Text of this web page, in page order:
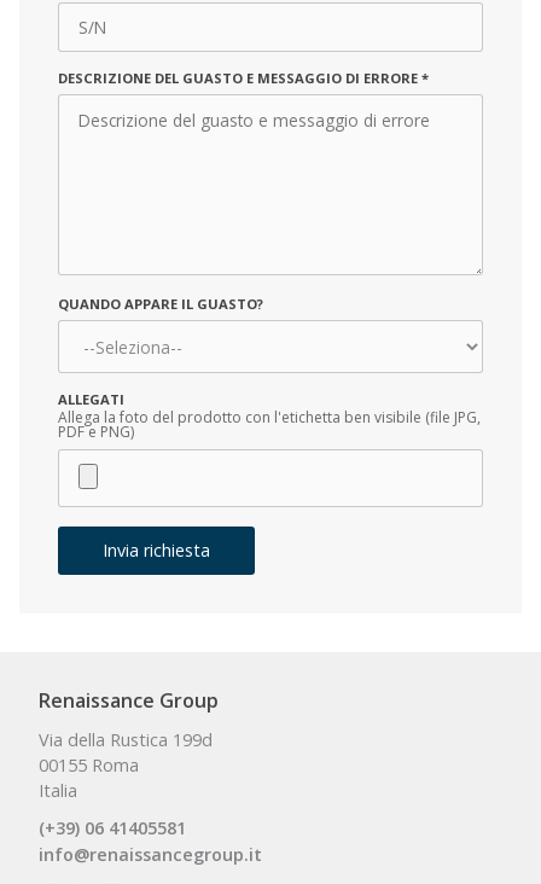
DESCRIZIONE DEL GUASTO E MESSAGGIO DI ERRORE *
QUANDO APPARE IL GUASTO?
DOPO QUANTE ORE?
ALLEGATI
Allega la foto del prodotto con l'etichetta ben visibile (file JPG,
PDF e PNG)
Invia richiesta
Renaissance Group
Via della Rustica 199d
00155 Roma
Italia
(+39) 06 41405581
info@renaissancegroup.it